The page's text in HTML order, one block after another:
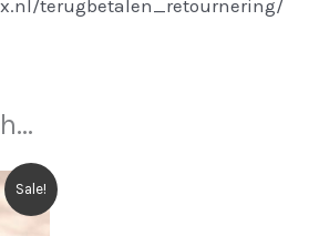
terugbetalen_retournering/
Sale!